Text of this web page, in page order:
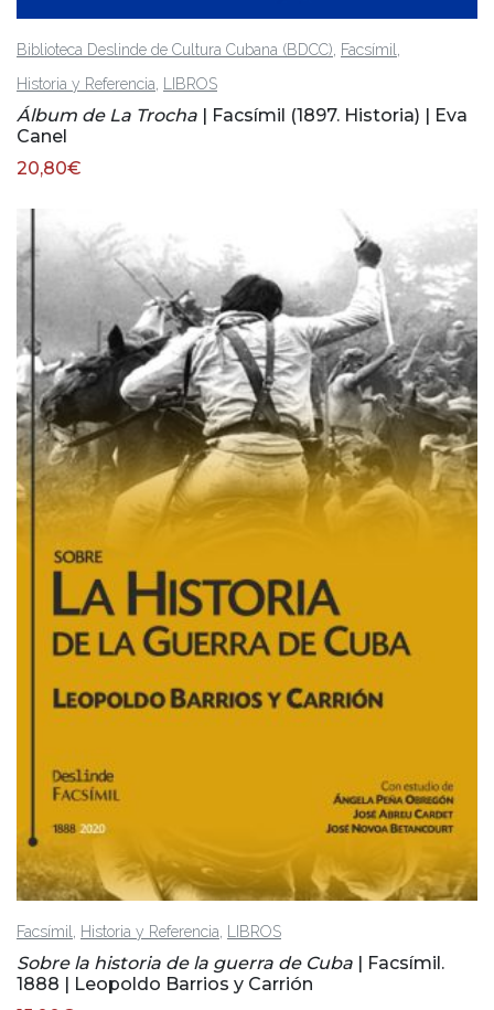
Biblioteca Deslinde de Cultura Cubana (BDCC), Facsímil ,
Historia y Referencia, LIBROS
Álbum de La Trocha | Facsímil (1897. Historia) | Eva
Canel
20,80€
Facsímil , Historia y Referencia, LIBROS
Sobre la historia de la guerra de Cuba | Facsímil.
1888 | Leopoldo Barrios y Carrión